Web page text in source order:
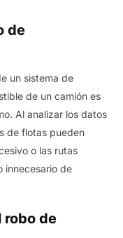
de
un sistema de
de un camión es
Al analizar los datos
de flotas pueden
o las rutas
innecesario de
robo de